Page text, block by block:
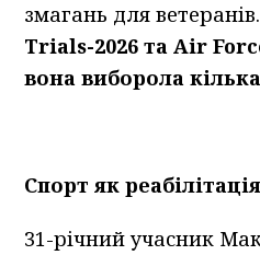
змагань для
Trials-2026 та Air
вона виборола
Cпорт як реабілітація
31-річний учасник